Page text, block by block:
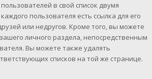
в свой список двумя
пользователя есть ссылка для его
или недругов. Кроме того, вы можете
личного раздела, непосредственным
Вы можете также удалять
списков на той же странице.